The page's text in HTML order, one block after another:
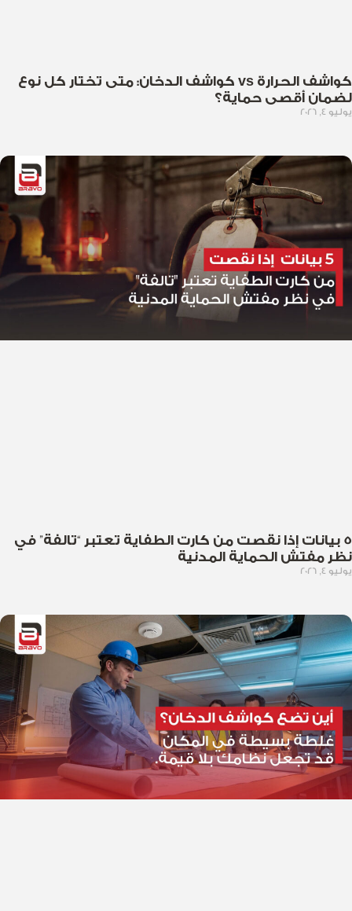
كواشف الحرارة vs كواشف الدخان: متى تختار كل نوع
لضمان أقصى حماية؟
يوليو 4, 2026
5 بيانات إذا نقصت من كارت الطفاية تعتبر “تالفة” في
نظر مفتش الحماية المدنية
يوليو 4, 2026